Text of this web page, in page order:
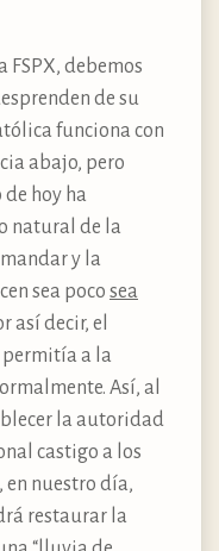
FSPX, debemos
de su
funciona con
abajo, pero
hoy ha
natural de la
y la
sea poco sea
así decir, el
permitía a la
Así, al
la autoridad
castigo a los
en nuestro día,
restaurar la